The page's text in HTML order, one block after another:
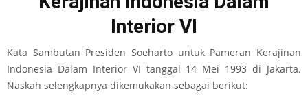
Interior VI
Kata Sambutan Presiden Soeharto untuk Pameran Kerajinan
Indonesia Dalam Interior VI tanggal 14 Mei 1993 di Jakarta.
Naskah selengkapnya dikemukakan sebagai berikut: